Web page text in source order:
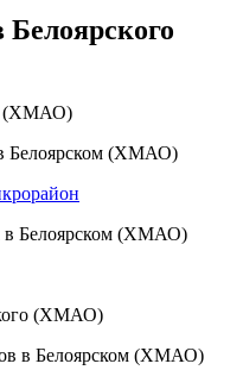
Белоярского
(ХМАО)
в Белоярском (ХМАО)
в Белоярском (ХМАО)
(ХМАО)
в Белоярском (ХМАО)